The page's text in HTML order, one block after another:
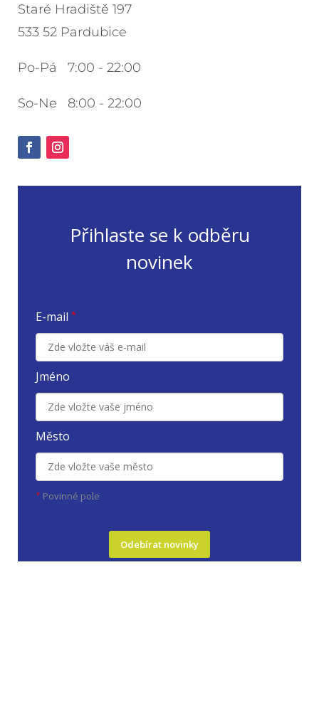
Staré Hradiště 197
533 52 Pardubice
Po-Pá 7:00 - 22:00
So-Ne 8:00 - 22:00
Přihlaste se k odběru
novinek
E-mail *
Jméno
Město
* Povinné pole
Odebírat novinky